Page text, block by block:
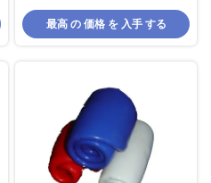
-17〜20圧縮セットのためのゴム
化合物
最高 の 価格 を 入手 する